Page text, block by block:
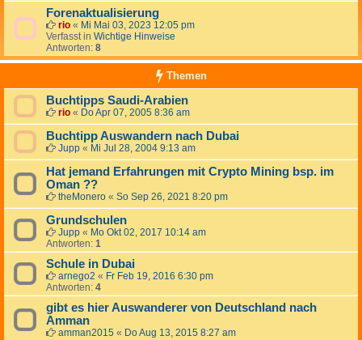
Forenaktualisierung
rio « Mi Mai 03, 2023 12:05 pm
Verfasst in Wichtige Hinweise
Antworten: 8
Themen
Buchtipps Saudi-Arabien
rio « Do Apr 07, 2005 8:36 am
Buchtipp Auswandern nach Dubai
Jupp « Mi Jul 28, 2004 9:13 am
Hat jemand Erfahrungen mit Crypto Mining bsp. im
Oman ??
theMonero « So Sep 26, 2021 8:20 pm
Grundschulen
Jupp « Mo Okt 02, 2017 10:14 am
Antworten: 1
Schule in Dubai
arnego2 « Fr Feb 19, 2016 6:30 pm
Antworten: 4
gibt es hier Auswanderer von Deutschland nach
Amman
amman2015 « Do Aug 13, 2015 8:27 am